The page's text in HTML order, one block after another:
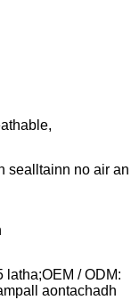
sealltainn no air an
latha;OEM / ODM:
aontachadh